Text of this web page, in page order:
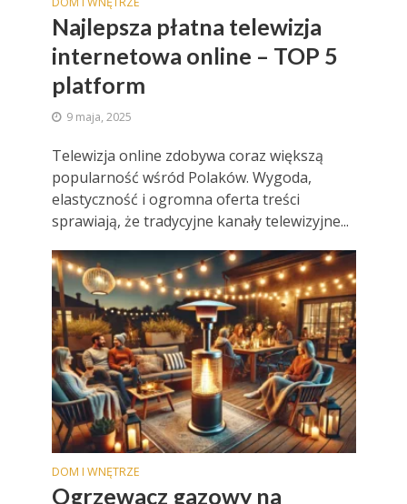
Najlepsza płatna telewizja
internetowa online – TOP 5
platform
9 maja, 2025
Telewizja online zdobywa coraz większą
popularność wśród Polaków. Wygoda,
elastyczność i ogromna oferta treści
sprawiają, że tradycyjne kanały telewizyjne...
DOM I WNĘTRZE
Ogrzewacz gazowy na